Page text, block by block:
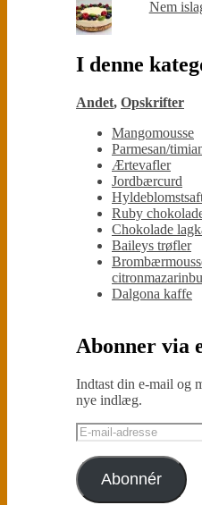
Nem
I denne
Andet, Opskrifter
Mangomousse
Parmesan/
Ærtevafler
Jordbærcurd
Ruby
Chokolade
Baileys trøfler
Dalgona kaffe
Abonner via
Indtast din e-mail og
nye indlæg.
E-
mail-
adresse
Abonnér